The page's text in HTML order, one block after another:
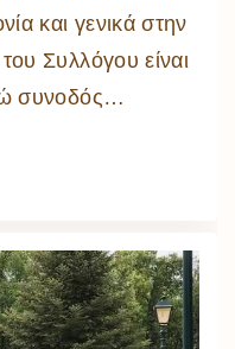
και γενικά στην
Συλλόγου είναι
συνοδός…